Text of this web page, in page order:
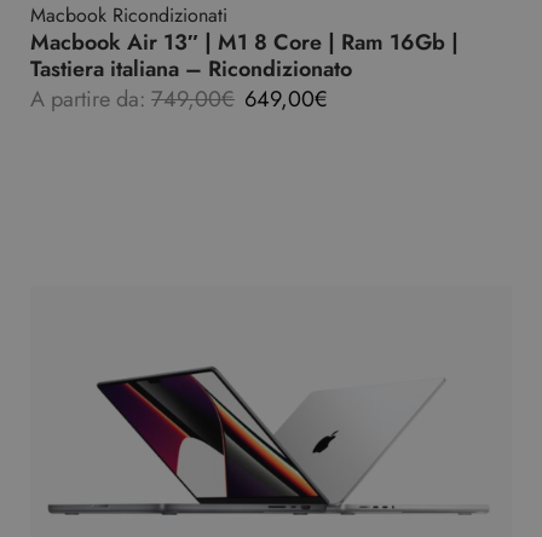
Macbook Ricondizionati
Macbook Air 13″ | M1 8 Core | Ram 16Gb |
Tastiera italiana – Ricondizionato
A partire da: 749,00€ 649,00€